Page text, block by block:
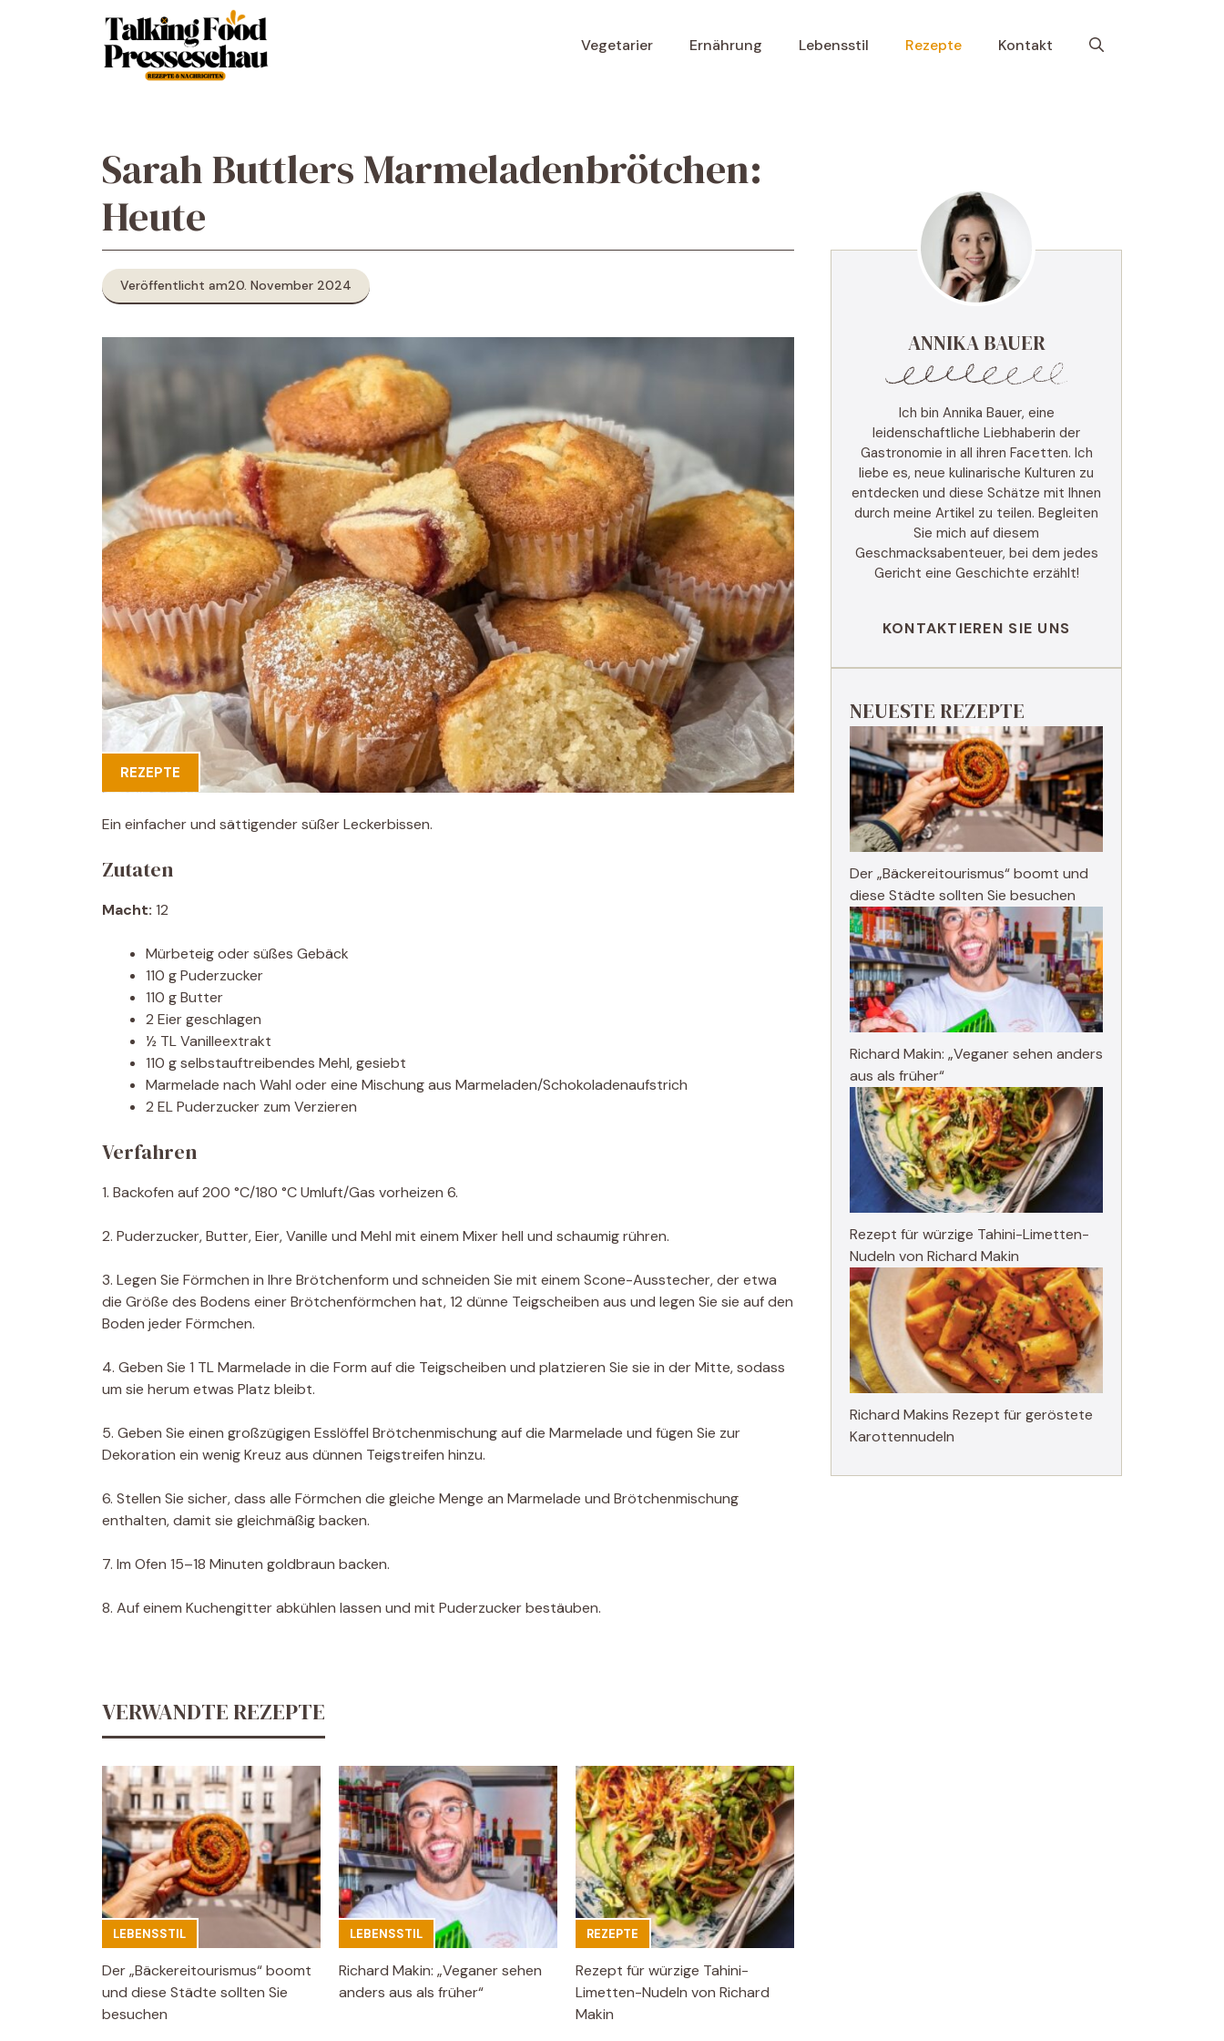
Vegetarier Ernährung Lebensstil Rezepte Kontakt
Sarah Buttlers Marmeladenbrötchen:
Heute
Veröffentlicht am20. November 2024
REZEPTE
Ein einfacher und sättigender süßer Leckerbissen.
Zutaten
Macht: 12
Mürbeteig oder süßes Gebäck
110 g Puderzucker
110 g Butter
2 Eier geschlagen
½ TL Vanilleextrakt
110 g selbstauftreibendes Mehl, gesiebt
Marmelade nach Wahl oder eine Mischung aus Marmeladen/Schokoladenaufstrich
2 EL Puderzucker zum Verzieren
Verfahren
1. Backofen auf 200 °C/180 °C Umluft/Gas vorheizen 6.
2. Puderzucker, Butter, Eier, Vanille und Mehl mit einem Mixer hell und schaumig rühren.
3. Legen Sie Förmchen in Ihre Brötchenform und schneiden Sie mit einem Scone-Ausstecher, der etwa
die Größe des Bodens einer Brötchenförmchen hat, 12 dünne Teigscheiben aus und legen Sie sie auf den
Boden jeder Förmchen.
4. Geben Sie 1 TL Marmelade in die Form auf die Teigscheiben und platzieren Sie sie in der Mitte, sodass
um sie herum etwas Platz bleibt.
5. Geben Sie einen großzügigen Esslöffel Brötchenmischung auf die Marmelade und fügen Sie zur
Dekoration ein wenig Kreuz aus dünnen Teigstreifen hinzu.
6. Stellen Sie sicher, dass alle Förmchen die gleiche Menge an Marmelade und Brötchenmischung
enthalten, damit sie gleichmäßig backen.
7. Im Ofen 15–18 Minuten goldbraun backen.
8. Auf einem Kuchengitter abkühlen lassen und mit Puderzucker bestäuben.
VERWANDTE REZEPTE
LEBENSSTIL
Der „Bäckereitourismus“ boomt
und diese Städte sollten Sie
besuchen
LEBENSSTIL
Richard Makin: „Veganer sehen
anders aus als früher“
REZEPTE
Rezept für würzige Tahini-
Limetten-Nudeln von Richard
Makin
ANNIKA BAUER
Ich bin Annika Bauer, eine
leidenschaftliche Liebhaberin der
Gastronomie in all ihren Facetten. Ich
liebe es, neue kulinarische Kulturen zu
entdecken und diese Schätze mit Ihnen
durch meine Artikel zu teilen. Begleiten
Sie mich auf diesem
Geschmacksabenteuer, bei dem jedes
Gericht eine Geschichte erzählt!
KONTAKTIEREN SIE UNS
NEUESTE REZEPTE
Der „Bäckereitourismus“ boomt und
diese Städte sollten Sie besuchen
Richard Makin: „Veganer sehen anders
aus als früher“
Rezept für würzige Tahini-Limetten-
Nudeln von Richard Makin
Richard Makins Rezept für geröstete
Karottennudeln